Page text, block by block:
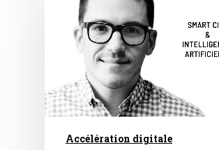
Accélération digitale